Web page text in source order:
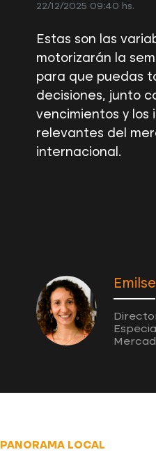
22/12/2025 09:40 hs.
Estas son las
motorizarán la
para que puedas
decisiones, junto
vencimientos y los
relevantes del
internacional.
PANORAMA LOCAL